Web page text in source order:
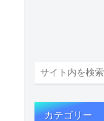
カテゴリー